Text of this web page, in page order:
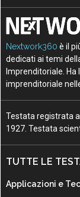
Nextwork360 è il
dedicati ai temi
Imprenditoriale. Ha
imprenditoriale
Testata registrata
1927. Testata
TUTTE LE
Applicazioni e